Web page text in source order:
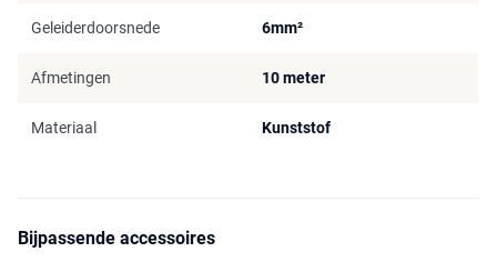
Geleiderdoorsnede 6mm²
Afmetingen 10 meter
Materiaal Kunststof
Bijpassende accessoires